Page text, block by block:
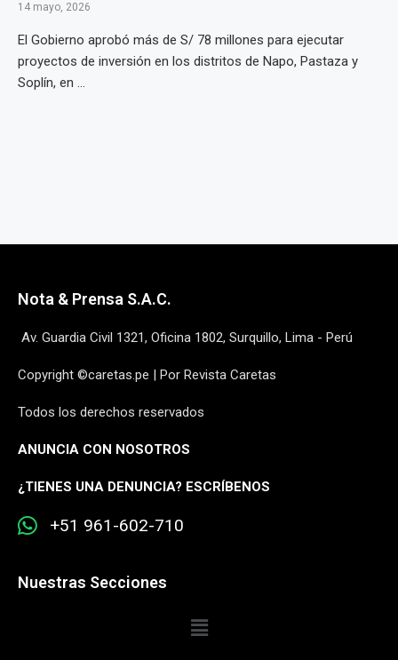
14 mayo, 2026
El Gobierno aprobó más de S/ 78 millones para ejecutar
proyectos de inversión en los distritos de Napo, Pastaza y
Soplín, en ...
Nota & Prensa S.A.C.
Av. Guardia Civil 1321, Oficina 1802, Surquillo, Lima - Perú
Copyright ©caretas.pe | Por Revista Caretas
Todos los derechos reservados
ANUNCIA CON NOSOTROS
¿TIENES UNA DENUNCIA? ESCRÍBENOS
+51 961-602-710
Nuestras Secciones